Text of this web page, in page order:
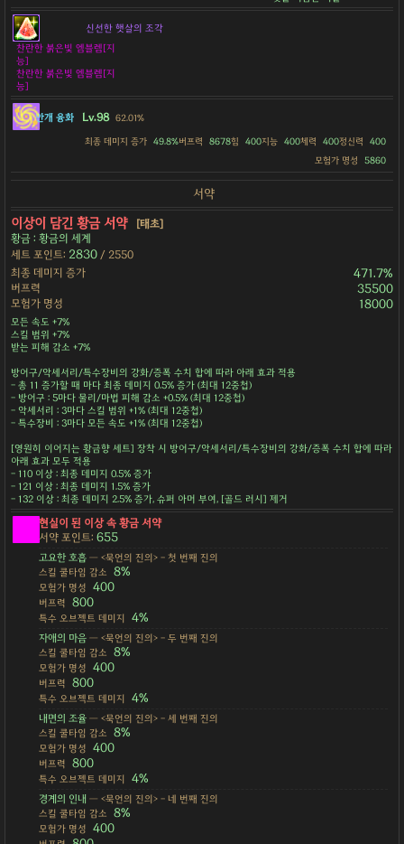
신선한 햇살의 조각
찬란한 붉은빛 엠블렘[지
능]
찬란한 붉은빛 엠블렘[지
능]
안개 융화 Lv.98 62.01%
최종 데미지 증가 49.8%버프력 8678힘 400지능 400체력 400정신력
400
모험가 명성
5860
서약
이상이 담긴 황금 서약
[태초]
황금 : 황금의 세계
세트 포인트: 2830 / 2550
최종 데미지 증가
471.7%
버프력 35500
모험가 명성 18000
모든 속도 +7%
스킬 범위 +7%
받는 피해 감소 +7%
방어구/악세서리/특수장비의 강화/증폭 수치 합에 따라 아래 효과 적용
- 총 11 증가할 때 마다 최종 데미지 0.5% 증가 (최대 12중첩)
- 방어구 : 5마다 물리/마법 피해 감소 +0.5% (최대 12중첩)
- 악세서리 : 3마다 스킬 범위 +1% (최대 12중첩)
- 특수장비 : 3마다 모든 속도 +1% (최대 12중첩)
[영원히 이어지는 황금향 세트] 장착 시 방어구/악세서리/특수장비의 강화/증폭 수치 합에 따라
아래 효과 모두 적용
- 110 이상 : 최종 데미지 0.5% 증가
- 121 이상 : 최종 데미지 1.5% 증가
- 132 이상 : 최종 데미지 2.5% 증가, 슈퍼 아머 부여, [골드 러시] 제거
현실이 된 이상 속 황금 서약
서약 포인트:655
고요한 호흡— <묵언의 진의> - 첫 번째 진의
스킬 쿨타임 감소
8%
모험가 명성 400
버프력 800
특수 오브젝트 데미지 4%
자애의 마음— <묵언의 진의> - 두 번째 진의
스킬 쿨타임 감소
8%
모험가 명성 400
버프력 800
특수 오브젝트 데미지 4%
내면의 조율— <묵언의 진의> - 세 번째 진의
스킬 쿨타임 감소
8%
모험가 명성 400
버프력 800
특수 오브젝트 데미지 4%
경계의 인내— <묵언의 진의> - 네 번째 진의
스킬 쿨타임 감소
8%
모험가 명성 400